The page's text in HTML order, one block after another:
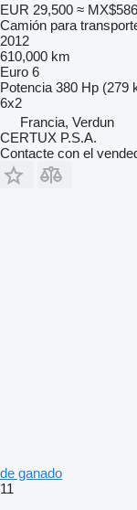
EUR 29,500 ≈
Camión para
2012
610,000 km
Euro 6
Potencia 380 Hp (279
6x2
Francia, Verdun
CERTUX P.S.A.
Contacte con el
de ganado
11